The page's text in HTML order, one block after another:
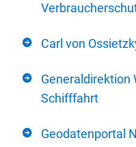
Carl von
Generaldirektion
Schifffahrt
Geodatenportal